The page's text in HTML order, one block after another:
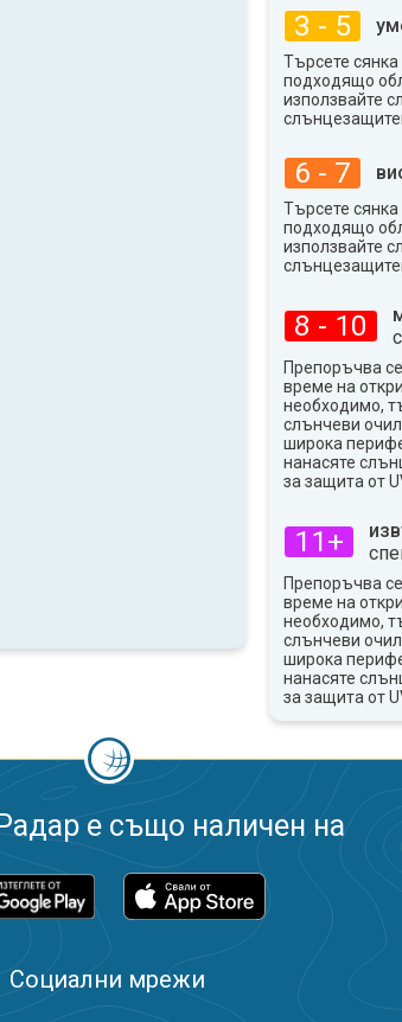
3 - 5
Търсете сянка
подходящо
използвайте
6 - 7
Търсете сянка
подходящо
използвайте
8 - 10
Препоръчва
време на
необходимо,
слънчеви
широка
нанасяте
за защита от
11+
Препоръчва
време на
необходимо,
слънчеви
широка
нанасяте
за защита от
е също наличен на
Социални мрежи